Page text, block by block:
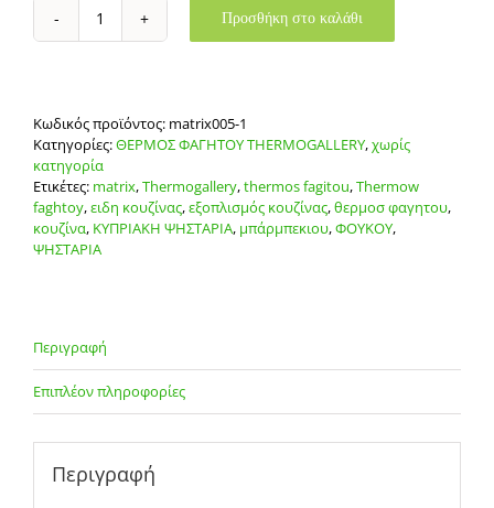
ΘΕΡΜΟΣ
ΦΑΓΗΤΟΥ
ποσότητα
Προσθήκη στο καλάθι
Κωδικός προϊόντος: matrix005-1
Κατηγορίες:ΘΕΡΜΟΣ ΦΑΓΗΤΟΥ THERMOGALLERY,χωρίς
κατηγορία
Ετικέτες: matrix,Thermogallery,thermos fagitou,Thermow
faghtoy,ειδη κουζίνας,εξοπλισμός κουζίνας,θερμοσ φαγητου,
κουζίνα, ΚΥΠΡΙΑΚΗ ΨΗΣΤΑΡΙΑ, μπάρμπεκιου,ΦΟΥΚΟΥ,
ΨΗΣΤΑΡΙΑ
Περιγραφή
Επιπλέον πληροφορίες
Περιγραφή